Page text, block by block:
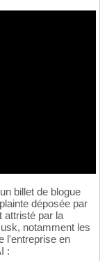
billet de blogue
déposée par
attristé par la
notamment les
l'entreprise en
: